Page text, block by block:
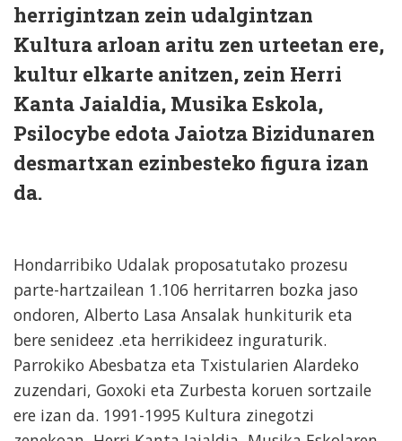
herrigintzan zein udalgintzan
Kultura arloan aritu zen urteetan ere,
kultur elkarte anitzen, zein Herri
Kanta Jaialdia, Musika Eskola,
Psilocybe edota Jaiotza Bizidunaren
desmartxan ezinbesteko figura izan
da.
Hondarribiko Udalak proposatutako prozesu
parte-hartzailean 1.106 herritarren bozka jaso
ondoren, Alberto Lasa Ansalak hunkiturik eta
bere senideez .eta herrikideez inguraturik.
Parrokiko Abesbatza eta Txistularien Alardeko
zuzendari, Goxoki eta Zurbesta koruen sortzaile
ere izan da. 1991-1995 Kultura zinegotzi